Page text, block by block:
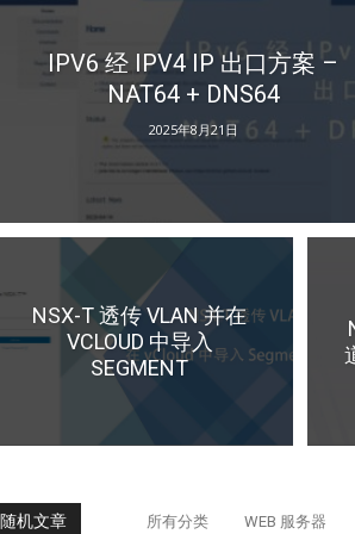
IPV6 经 IPV4 IP 出口方案 –
NAT64 + DNS64
2025年8月21日
NSX-T 透传 VLAN 并在
VCLOUD 中导入
SEGMENT
随机文章 所有分类 WEB 服务器